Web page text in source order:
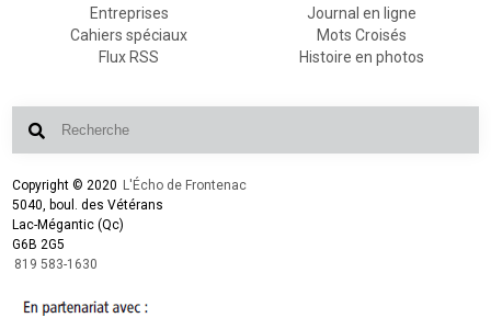
Entreprises
Cahiers spéciaux
Flux RSS
Journal en ligne
Mots Croisés
Histoire en photos
Copyright © 2020 L'Écho de Frontenac
5040, boul. des Vétérans
Lac-Mégantic (Qc)
G6B 2G5
819 583-1630